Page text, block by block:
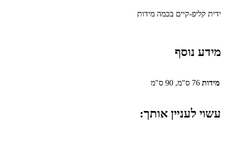
ידית קליפ-קיים בכמה מידות
מידע נוסף
מידות 76 ס"מ, 90 ס"מ
עשוי לעניין אותך: